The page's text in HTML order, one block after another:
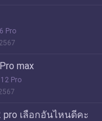
Pro
max
Pro
pro เลือกอันไหนดีคะ